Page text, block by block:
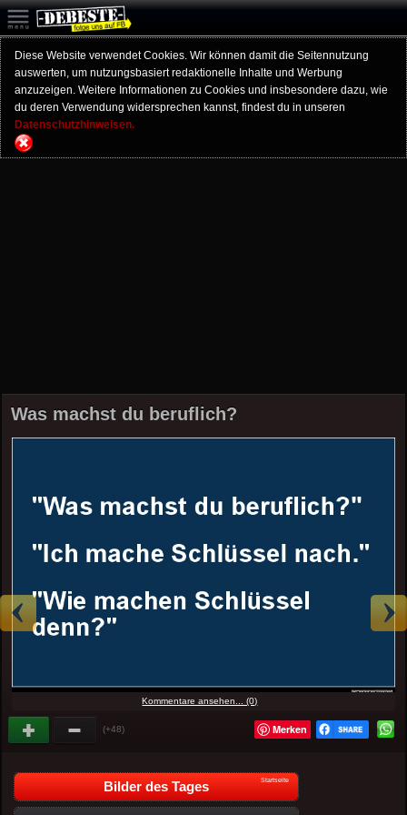
Diese Website verwendet Cookies. Wir können damit die Seitennutzung
auswerten, um nutzungsbasiert redaktionelle Inhalte und Werbung
anzuzeigen. Weitere Informationen zu Cookies und insbesondere dazu, wie
du deren Verwendung widersprechen kannst, findest du in unseren
Datenschutzhinweisen.
Was machst du beruflich?
Kommentare ansehen... (0)
(+48) Merken
Bilder des Tages Startseite